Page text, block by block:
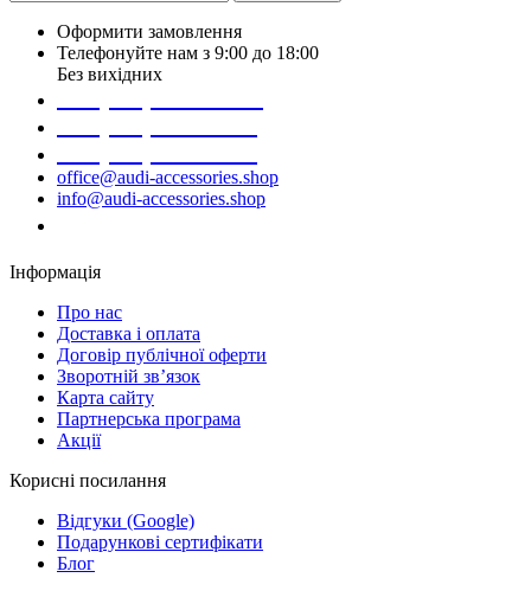
Оформити замовлення
Телефонуйте нам з 9:00 до 18:00
Без вихідних
office@audi-accessories.shop
info@audi-accessories.shop
Інформація
Про нас
Доставка і оплата
Договір публічної оферти
Зворотній зв’язок
Карта сайту
Партнерська програма
Акції
Корисні посилання
Відгуки (Google)
Подарункові сертифікати
Блог